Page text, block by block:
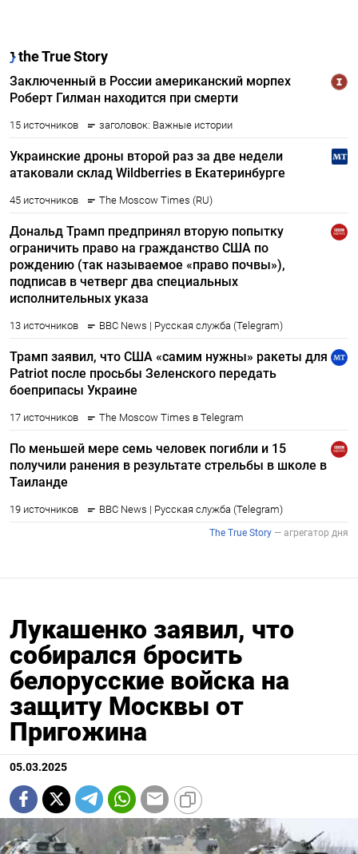
Лукашенко заявил, что
собирался бросить
белорусские войска на
защиту Москвы от
Пригожина
05.03.2025